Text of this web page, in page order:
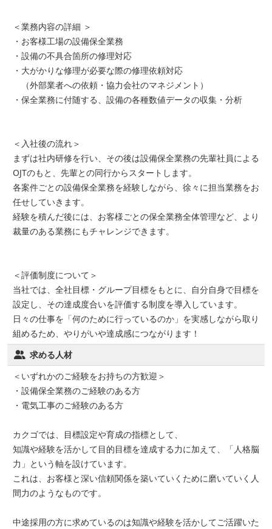
＜業務内容の詳細 ＞
・お客様工場の設備保全業務
・設備の不具合箇所の修理対応
・大がかりな修理が必要な際の修理依頼対応
（外部業者への依頼・協力会社のマネジメント）
・保全業務に付随する、設備の各種数値データの収集・分析
＜入社後の流れ＞
まずは社内研修を行い、その後は設備保全業務の先輩社員による
OJTのもと、先輩との同行からスタートします。
各案件ごとの設備保全業務を経験しながら、徐々に担当業務をお
任せしていきます。
経験を積んだ後には、お客様ごとの保全業務全体管理など、より
裁量のある業務にもチャレンジできます。
＜評価制度について＞
当社では、全社目標・グループ目標をもとに、自分自身で目標を
設定し、その達成度合いを評価する制度を導入しています。
日々の仕事を「何のために行っているのか」を実感しながら取り
組めるため、やりがいや達成感につながります！
求める人材
＜いずれかのご経験をお持ちの方歓迎＞
・設備保全業務のご経験のある方
・電気工事のご経験のある方
カクゴでは、目標設定や育成の指標として、
知識や経験を活かして目的目標を達成する力に加えて、「人格脳
力」という軸を設けています。
これは、お客様と深い信頼関係を築いていくために磨いていく人
間力のようなものです。
中途採用の方に求めているのは知識や経験を活かしてご活躍いた